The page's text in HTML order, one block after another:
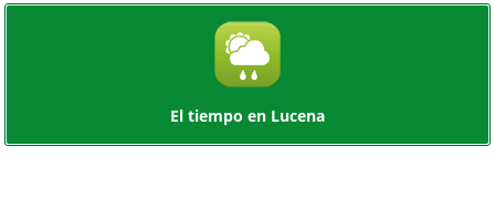
El tiempo en Lucena